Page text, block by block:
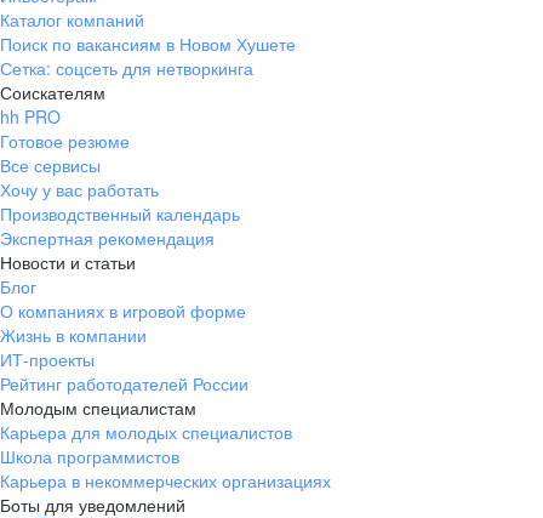
Каталог компаний
Поиск по вакансиям в Новом Хушете
Сетка: соцсеть для нетворкинга
Соискателям
hh PRO
Готовое резюме
Все сервисы
Хочу у вас работать
Производственный календарь
Экспертная рекомендация
Новости и статьи
Блог
О компаниях в игровой форме
Жизнь в компании
ИТ-проекты
Рейтинг работодателей России
Молодым специалистам
Карьера для молодых специалистов
Школа программистов
Карьера в некоммерческих организациях
Боты для уведомлений